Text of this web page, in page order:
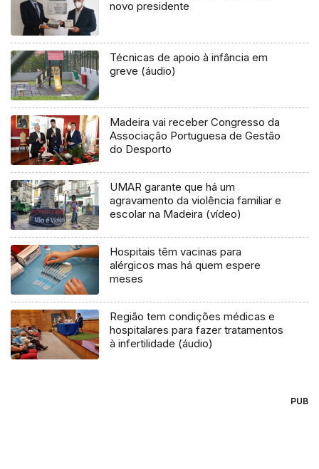
novo presidente
Técnicas de apoio à infância em
greve (áudio)
Madeira vai receber Congresso da
Associação Portuguesa de Gestão
do Desporto
UMAR garante que há um
agravamento da violência familiar e
escolar na Madeira (vídeo)
Hospitais têm vacinas para
alérgicos mas há quem espere
meses
Região tem condições médicas e
hospitalares para fazer tratamentos
à infertilidade (áudio)
PUB